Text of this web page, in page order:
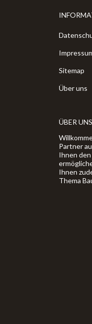
Sitemap
Über uns
ÜBER UNS
Partner
Ihnen
Ihnen
Thema